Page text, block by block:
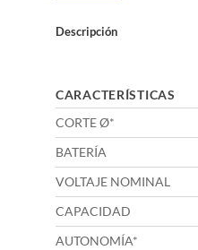
Descripción
CARACTERÍSTICAS
CORTE Ø*
BATERÍA
VOLTAJE NOMINAL
CAPACIDAD
AUTONOMÍA*